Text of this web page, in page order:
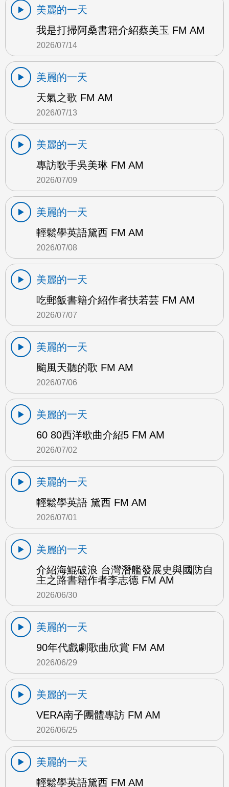
美麗的一天
我是打掃阿桑書籍介紹蔡美玉 FM AM
2026/07/14
美麗的一天
天氣之歌 FM AM
2026/07/13
美麗的一天
專訪歌手吳美琳 FM AM
2026/07/09
美麗的一天
輕鬆學英語黛西 FM AM
2026/07/08
美麗的一天
吃郵飯書籍介紹作者扶若芸 FM AM
2026/07/07
美麗的一天
颱風天聽的歌 FM AM
2026/07/06
美麗的一天
60 80西洋歌曲介紹5 FM AM
2026/07/02
美麗的一天
輕鬆學英語 黛西 FM AM
2026/07/01
美麗的一天
介紹海鯤破浪 台灣潛艦發展史與國防自
主之路書籍作者李志德 FM AM
2026/06/30
美麗的一天
90年代戲劇歌曲欣賞 FM AM
2026/06/29
美麗的一天
VERA南子團體專訪 FM AM
2026/06/25
美麗的一天
輕鬆學英語黛西 FM AM